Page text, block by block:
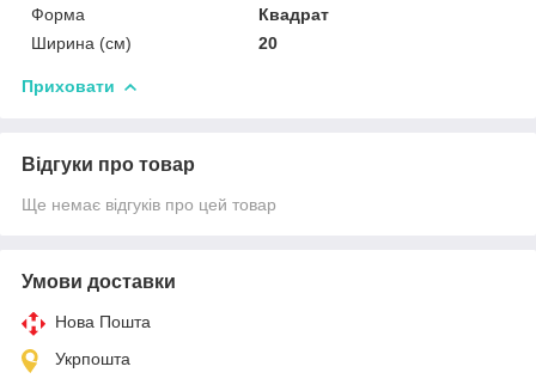
Форма
Квадрат
Ширина (см)
20
Приховати
Відгуки про товар
Ще немає відгуків про цей товар
Умови доставки
Нова Пошта
Укрпошта